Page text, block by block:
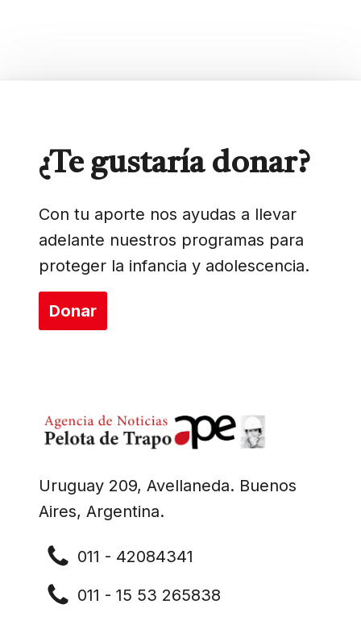
Uruguay 209, Avellaneda. Buenos
Aires, Argentina.
011 - 42084341
011 - 15 53 265838
¿Te gustaría donar?
Con tu aporte nos ayudas a llevar
adelante nuestros programas para
proteger la infancia y adolescencia.
Donar